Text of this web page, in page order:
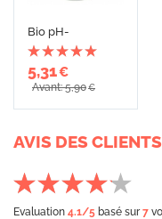
Bio pH-
5,31€
Avant: 5,90€
AVIS DES
Evaluation 4.1/5 basé sur7